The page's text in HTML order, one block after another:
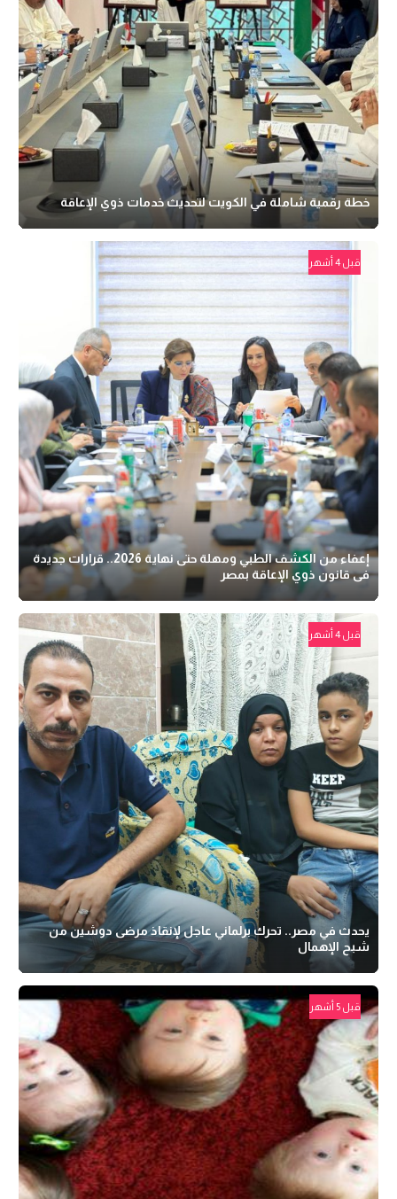
خطة رقمية شاملة في الكويت لتحديث خدمات ذوي الإعاقة
قبل 4 أشهر
إعفاء من الكشف الطبي ومهلة حتى نهاية 2026.. قرارات جديدة
فى قانون ذوي الإعاقة بمصر
قبل 4 أشهر
يحدث في مصر.. تحرك برلماني عاجل لإنقاذ مرضى دوشين من
شبح الإهمال
قبل 5 أشهر